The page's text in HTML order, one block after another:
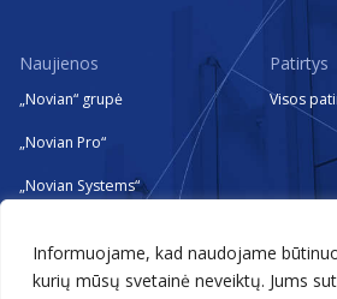
Informuojame, kad naudojame
kurių mūsų svetainė neveiktų. Jums
Naujienos
„Novian“ grupė
„Novian Pro“
„Novian Systems“
„Zissor“
Patirtys
Visos